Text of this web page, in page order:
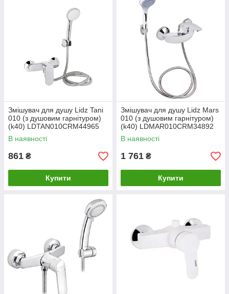
Змішувач для душу Lidz Tani
010 (з душовим гарнітуром)
(k40) LDTAN010CRM44965
Chrome
В наявності
861 ₴
Купити
Змішувач для душу Lidz Mars
010 (з душовим гарнітуром)
(k40) LDMAR010CRM34892
Chrome
В наявності
1 761 ₴
Купити